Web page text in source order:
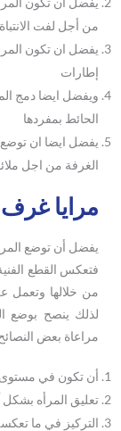
من أجل لفت الانتباة
يفضل ان تكون
إطارات
ويفضل ايضا دمج
الحائط بمفردها
يفضل ايضا ان توضع
الغرفة من اجل
مرايا
يفضل أن توضع
فتعكس القطع
من خلالها وتعمل
لذلك ينصح بوضع
مراعاة بعض
أن تكون في مستوى
تعليق المرأه بشكل
التركيز في ما